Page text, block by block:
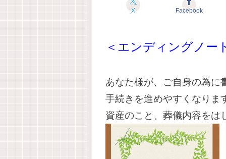
X Facebook
＜エンディングノー
あなた様が、ご自身の為に
手続きを進めやすくなりま
資産のこと、葬儀内容をは